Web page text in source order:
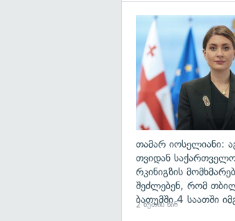
თამარ იოსელიანი:
თვიდან
რკინიგზის
შეძლებენ, რომ
ბათუმში 4 საათში
2 წუთის წინ